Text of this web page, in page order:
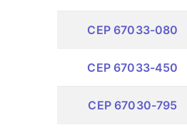
CEP 67033-080
CEP 67033-450
CEP 67030-795